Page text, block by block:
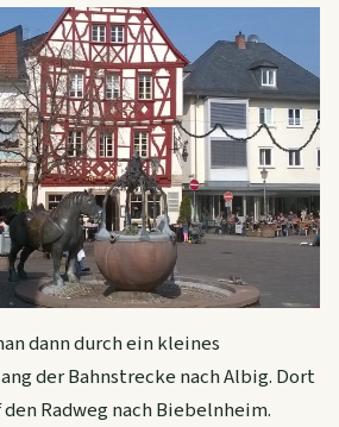
dann durch ein kleines
der Bahnstrecke nach Albig. Dort
Radweg nach Biebelnheim.